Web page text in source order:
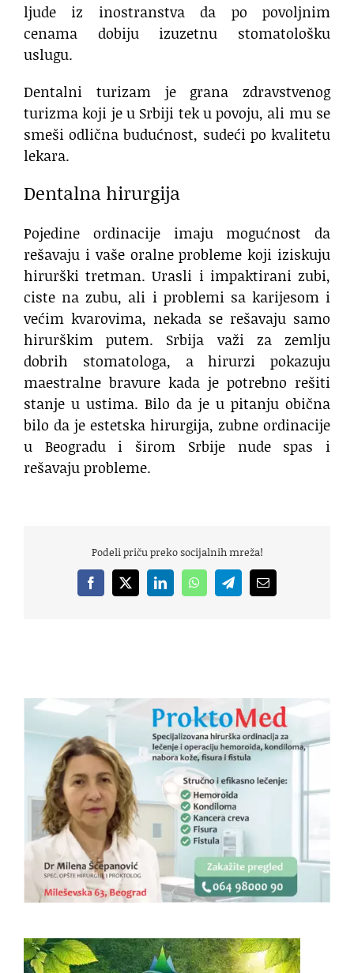
ljude iz inostranstva da po povoljnim
cenama dobiju izuzetnu stomatološku
uslugu.
Dentalni turizam je grana zdravstvenog
turizma koji je u Srbiji tek u povoju, ali mu se
smeši odlična budućnost, sudeći po kvalitetu
lekara.
Dentalna hirurgija
Pojedine ordinacije imaju mogućnost da
rešavaju i vaše oralne probleme koji iziskuju
hirurški tretman. Urasli i impaktirani zubi,
ciste na zubu, ali i problemi sa karijesom i
većim kvarovima, nekada se rešavaju samo
hirurškim putem. Srbija važi za zemlju
dobrih stomatologa, a hirurzi pokazuju
maestralne bravure kada je potrebno rešiti
stanje u ustima. Bilo da je u pitanju obična
bilo da je estetska hirurgija, zubne ordinacije
u Beogradui širom Srbije nude spas i
rešavaju probleme.
Podeli priču preko socijalnih mreža!
Facebook
X LinkedInWhatsAppTelegramEmail